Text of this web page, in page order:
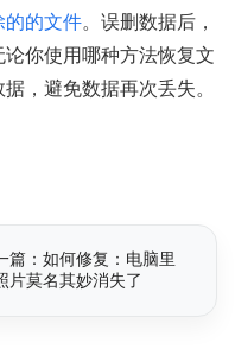
的的文件。误删数据后，
你使用哪种方法恢复文
，避免数据再次丢失。
篇：如何修复：电脑里
片莫名其妙消失了